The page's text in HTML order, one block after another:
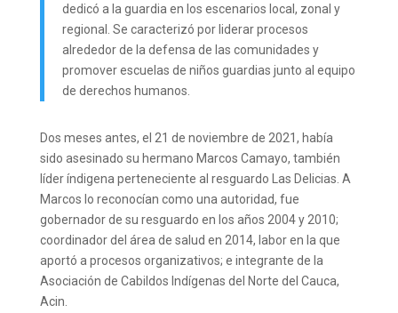
dedicó a la guardia en los escenarios local, zonal y
regional. Se caracterizó por liderar procesos
alrededor de la defensa de las comunidades y
promover escuelas de niños guardias junto al equipo
de derechos humanos.
Dos meses antes, el 21 de noviembre de 2021, había
sido asesinado su hermano Marcos Camayo, también
líder índigena perteneciente al resguardo Las Delicias. A
Marcos lo reconocían como una autoridad, fue
gobernador de su resguardo en los años 2004 y 2010;
coordinador del área de salud en 2014, labor en la que
aportó a procesos organizativos; e integrante de la
Asociación de Cabildos Indígenas del Norte del Cauca,
Acin.